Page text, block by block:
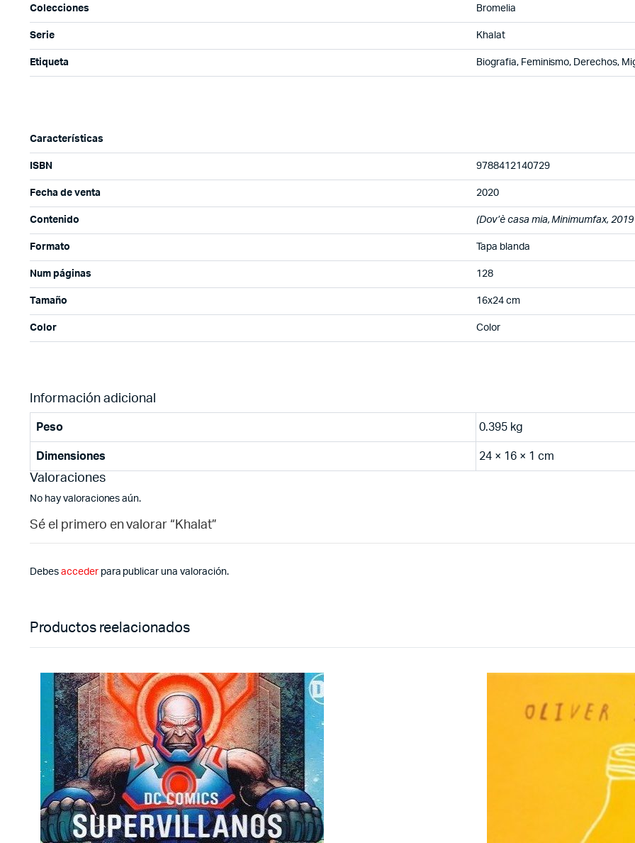
Colecciones Bromelia
Serie Khalat
Etiqueta Biografia, Feminismo, Derechos,
Características
ISBN 9788412140729
Fecha de venta 2020
Contenido (Dov’è casa mia, Minimumfax, 2019
Formato Tapa blanda
Num páginas 128
Tamaño 16x24 cm
Color Color
Información adicional
Peso 0.395 kg
Dimensiones 24 × 16 × 1 cm
Valoraciones
No hay valoraciones aún.
Sé el primero en valorar “Khalat”
Debes accederpara publicar una valoración.
Productos reelacionados